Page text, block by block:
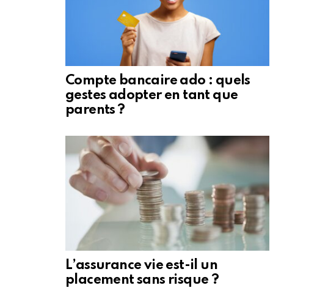
Compte bancaire ado : quels
gestes adopter en tant que
parents ?
L’assurance vie est-il un
placement sans risque ?